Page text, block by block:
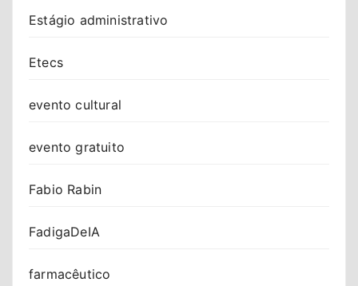
Estágio administrativo
Etecs
evento cultural
evento gratuito
Fabio Rabin
FadigaDeIA
farmacêutico